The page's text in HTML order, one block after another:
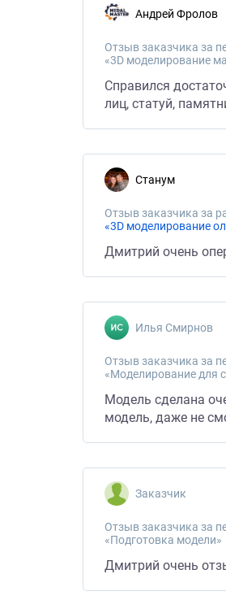
Андрей Фролов
Отзыв заказчика за
«3D моделирование
Справился
лиц, статуй,
Станум
Отзыв заказчика за
«3D моделирование
Дмитрий очень
Илья Смирнов
Отзыв заказчика за
«Моделирование для
Модель сделана
модель, даже не
Заказчик
Отзыв заказчика за
«Подготовка модели»
Дмитрий очень